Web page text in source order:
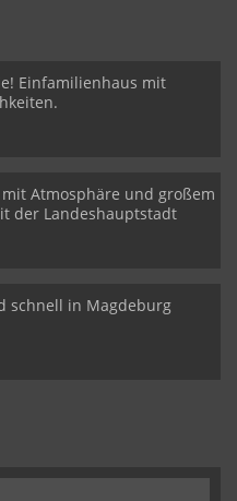
Einfamilienhaus mit
Atmosphäre und großem
der Landeshauptstadt
schnell in Magdeburg